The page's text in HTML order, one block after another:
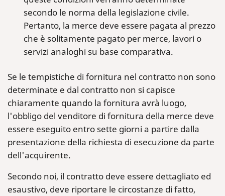
secondo le norma della legislazione civile.
Pertanto, la merce deve essere pagata al prezzo
che è solitamente pagato per merce, lavori o
servizi analoghi su base comparativa.
Se le tempistiche di fornitura nel contratto non sono
determinate e dal contratto non si capisce
chiaramente quando la fornitura avrà luogo,
l'obbligo del venditore di fornitura della merce deve
essere eseguito entro sette giorni a partire dalla
presentazione della richiesta di esecuzione da parte
dell'acquirente.
Secondo noi, il contratto deve essere dettagliato ed
esaustivo, deve riportare le circostanze di fatto,